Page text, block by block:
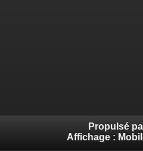
Propulsé
Affichage :